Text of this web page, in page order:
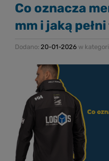
Co oznacza
mm i jaką
Dodano: 20-01-2026 w